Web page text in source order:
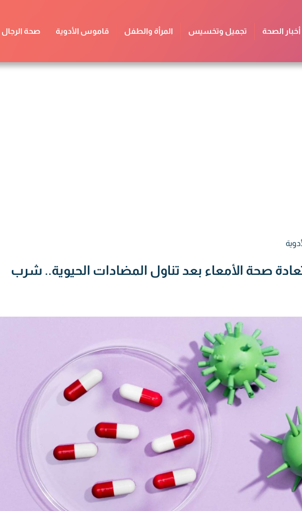
أخبار الصحة تجميل وتخسيس المرأة والطفل قاموس الأدوية صحة الرجال
صحة الأمعاء بعد تناول المضادات الحيوية.. شرب